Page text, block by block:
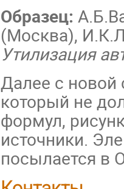
Образец:
(Москва),
Утилизация
Далее с новой
который не
формул,
источники.
посылается в